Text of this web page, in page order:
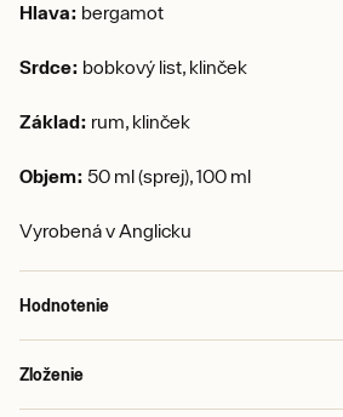
Hlava: bergamot
Srdce: bobkový list, klinček
Základ: rum, klinček
Objem: 50 ml (sprej), 100 ml
Vyrobená v Anglicku
Hodnotenie
Zloženie